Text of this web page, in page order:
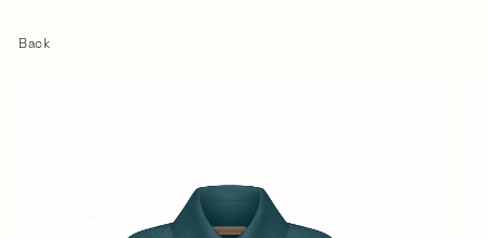
Back